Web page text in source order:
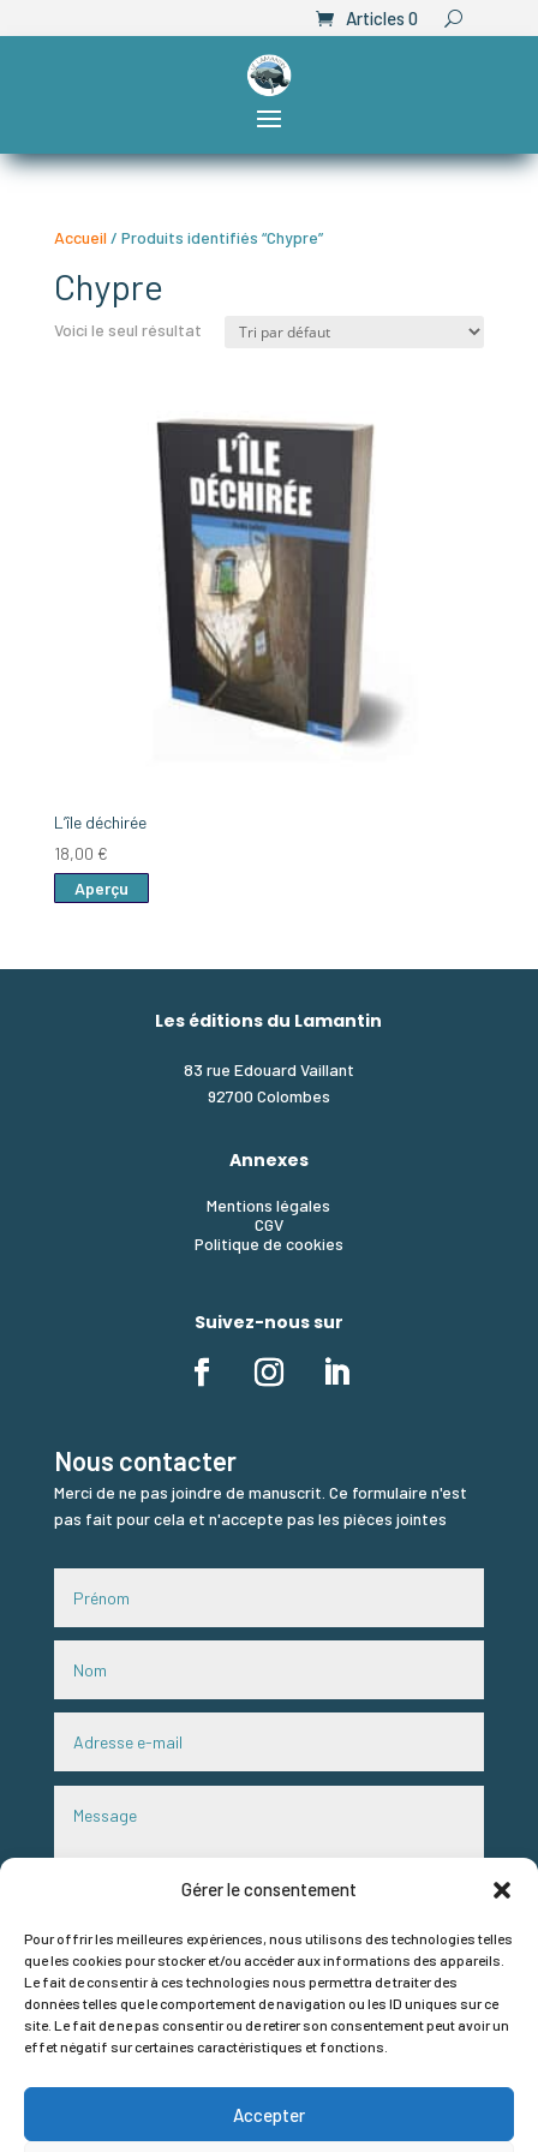
Gérer le consentement
Pour offrir les meilleures expériences, nous utilisons des technologies telles
que les cookies pour stocker et/ou accéder aux informations des appareils.
Le fait de consentir à ces technologies nous permettra de traiter des
données telles que le comportement de navigation ou les ID uniques sur ce
site. Le fait de ne pas consentir ou de retirer son consentement peut avoir un
effet négatif sur certaines caractéristiques et fonctions.
Accepter
Articles 0
Accueil / Produits identifiés “Chypre”
Chypre
Voici le seul résultat
L’île déchirée
18,00 €
Aperçu
Les éditions du Lamantin
83 rue Edouard Vaillant
92700 Colombes
Annexes
Mentions légales
CGV
Politique de cookies
Suivez-nous sur
Nous contacter
Merci de ne pas joindre de manuscrit. Ce formulaire n'est
pas fait pour cela et n'accepte pas les pièces jointes
RGPD
J'accepte que mes données de ce formulaire soient
utilisées pour répondre à mon message. Par simple
demande par mail, nous pourrons supprimer vos données.
Envoi